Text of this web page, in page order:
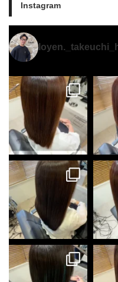
Instagram